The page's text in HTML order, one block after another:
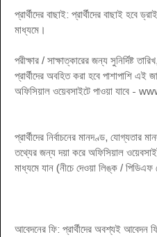
প্রার্থীদের বাছাই: প্রার্থীদের বাছাই হবে
মাধ্যমে।
পরীক্ষার / সাক্ষাত্কারের জন্য সুনির্দিষ্ট
প্রার্থীদের অবহিত করা হবে পাশাপাশি এই
অফিসিয়াল ওয়েবসাইটে পাওয়া যাবে
প্রার্থীদের নির্বাচনের মানদণ্ড,
তথ্যের জন্য দয়া করে অফিসিয়াল
মাধ্যমে যান (নীচে দেওয়া লিঙ্ক / পিডিএফ
আবেদনের ফি: প্রার্থীদের অবশ্যই